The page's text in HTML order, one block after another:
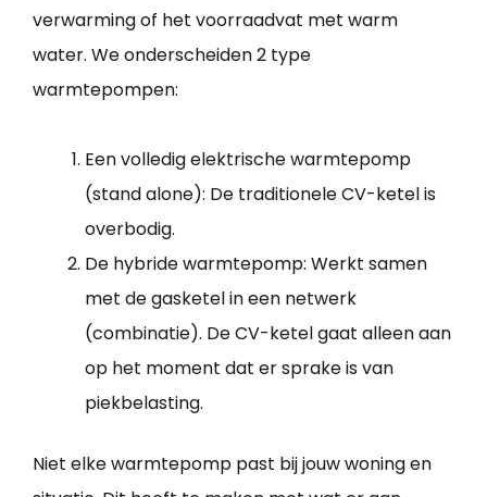
verwarming of het voorraadvat met warm
water. We onderscheiden 2 type
warmtepompen:
Een volledig elektrische warmtepomp
(stand alone): De traditionele CV-ketel is
overbodig.
De hybride warmtepomp: Werkt samen
met de gasketel in een netwerk
(combinatie). De CV-ketel gaat alleen aan
op het moment dat er sprake is van
piekbelasting.
Niet elke warmtepomp past bij jouw woning en